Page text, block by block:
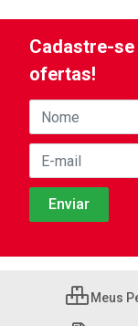
Cadastre-
ofertas!
Meus